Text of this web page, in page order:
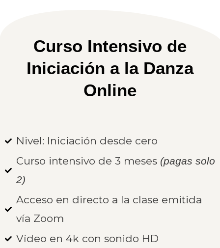
Curso Intensivo de
Iniciación a la Danza
Online
Nivel: Iniciación desde cero
Curso intensivo de 3 meses (pagas solo
2)
Acceso en directo a la clase emitida
vía Zoom
Vídeo en 4k con sonido HD